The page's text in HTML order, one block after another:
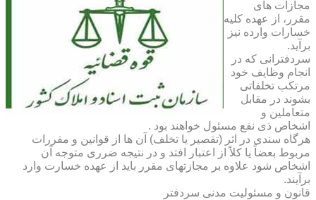
مجازات های
مقرر، از عهده کلیه
خسارات وارده نیز
برآید.
سردفترانی که در
انجام وظایف خود
مرتکب تخلفاتی
بشوند در مقابل
متعاملین و
اشخاص ذی نفع مسئول خواهند بود .
هرگاه سندی در اثر (تقصیر یا تخلف) آن ها از قوانین و مقررات
مربوط بعضاً یا کلاً از اعتبار افتد و در نتیجه ضرری متوجه آن
اشخاص شود علاوه بر مجازتهای مقرر باید از عهده خسارت وارد
برآیند.
قانون و مسئولیت مدنی سردفتر